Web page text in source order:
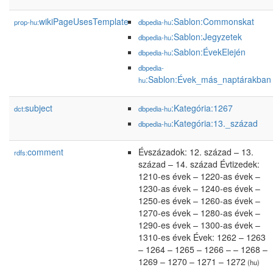
prop-hu:wikiPageUsesTemplate dbpedia-hu:Sablon:Commonskat
dbpedia-hu:Sablon:Jegyzetek
dbpedia-hu:Sablon:ÉvekElején
dbpedia-
hu:Sablon:Évek_más_naptárakban
dct:subject dbpedia-hu:Kategória:1267
dbpedia-hu:Kategória:13._század
rdfs:comment
Évszázadok: 12. század – 13.
század – 14. század Évtizedek:
1210-es évek – 1220-as évek –
1230-as évek – 1240-es évek –
1250-es évek – 1260-as évek –
1270-es évek – 1280-as évek –
1290-es évek – 1300-as évek –
1310-es évek Évek: 1262 – 1263
– 1264 – 1265 – 1266 – – 1268 –
1269 – 1270 – 1271 – 1272 (hu)